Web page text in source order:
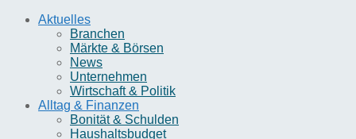
Aktuelles
Branchen
Märkte & Börsen
News
Unternehmen
Wirtschaft & Politik
Alltag & Finanzen
Bonität & Schulden
Haushaltsbudget